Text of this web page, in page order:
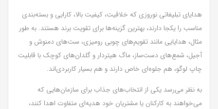
هدایای تبلیغاتی نوروزی که خلاقیت، کیفیت بالا، کارایی و بسته‌بندی
مناسب را یکجا دارند، بهترین گزینه‌ها برای تقویت برند هستند. به طور
مثال، هدایایی مانند تقویم‌های چوبی رومیزی، ست‌های دمنوش و
آجیل، شمع‌های دست‌ساز، ماگ هیتردار و گلدان‌های کوچک با قابلیت
چاپ لوگو، هم جلوه‌ای خاص دارند و هم بسیار کاربردی‌اند.
به نظر می‌رسد یکی از انتخاب‌های جذاب برای سازمان‌هایی که
می‌خواهند به کارکنان یا مشتریان خود هدیه‌ای متفاوت اهدا کنند،